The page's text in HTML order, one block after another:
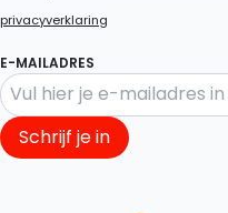
privacyverklaring
E-MAILADRES
Schrijf je in